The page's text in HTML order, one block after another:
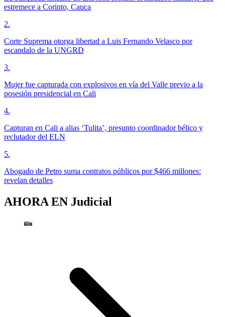
estremece a Corinto, Cauca
2.
Corte Suprema otorga libertad a Luis Fernando Velasco por
escandalo de la UNGRD
3.
Mujer fue capturada con explosivos en vía del Valle previo a la
posesión presidencial en Cali
4.
Capturan en Cali a alias ‘Tulita’, presunto coordinador bélico y
reclutador del ELN
5.
Abogado de Petro suma contratos públicos por $466 millones:
revelan detalles
AHORA EN Judicial